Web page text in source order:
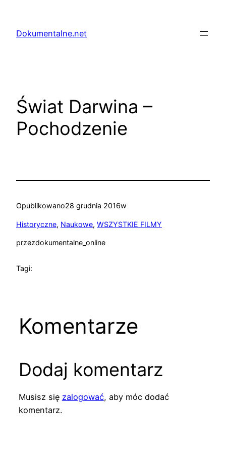
treściDokumentalne.net
Świat Darwina –
Pochodzenie
Opublikowano28 grudnia 2016w
Historyczne, Naukowe, WSZYSTKIE FILMY
przezdokumentalne_online
Tagi:
Komentarze
Dodaj komentarz
Musisz się zalogować, aby móc dodać
komentarz.